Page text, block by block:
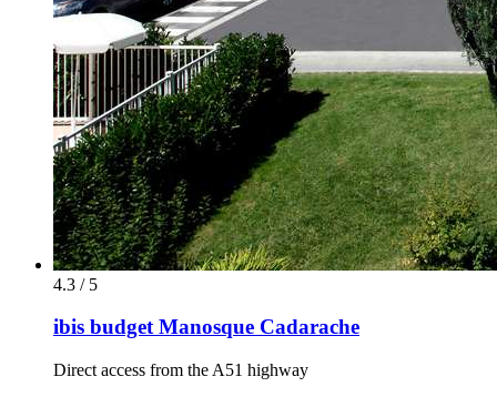
4.3 / 5
ibis budget Manosque Cadarache
Direct access from the A51 highway